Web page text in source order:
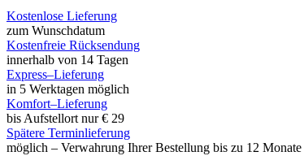
Kostenlose Lieferung
zum Wunschdatum
Kostenfreie Rücksendung
innerhalb von 14 Tagen
Express–Lieferung
in 5 Werktagen möglich
Komfort–Lieferung
bis Aufstellort nur € 29
Spätere Terminlieferung
möglich – Verwahrung Ihrer Bestellung bis zu 12 Monate